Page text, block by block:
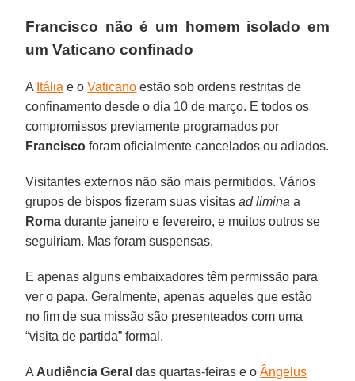
Francisco não é um homem isolado em
um Vaticano confinado
A Itália e oVaticano estão sob ordens restritas de
confinamento desde o dia 10 de março. E todos os
compromissos previamente programados por
Francisco foram oficialmente cancelados ou adiados.
Visitantes externos não são mais permitidos. Vários
grupos de bispos fizeram suas visitasad limina a
Roma durante janeiro e fevereiro, e muitos outros se
seguiriam. Mas foram suspensas.
E apenas alguns embaixadores têm permissão para
ver o papa. Geralmente, apenas aqueles que estão
no fim de sua missão são presenteados com uma
“visita de partida” formal.
A Audiência Geral das quartas-feiras e oÂngelus